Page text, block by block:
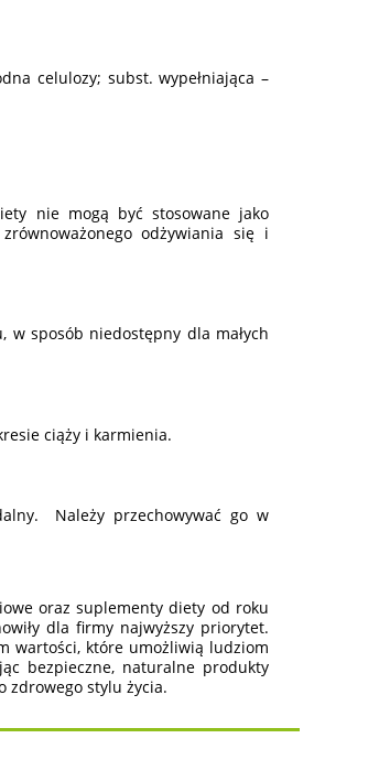
celulozy; subst. wypełniająca –
nie mogą być stosowane jako
odżywiania się i
w sposób niedostępny dla małych
ciąży i karmienia.
Należy przechowywać go w
oraz suplementy diety od roku
dla firmy najwyższy priorytet.
wartości, które umożliwią ludziom
bezpieczne, naturalne produkty
zdrowego stylu życia.